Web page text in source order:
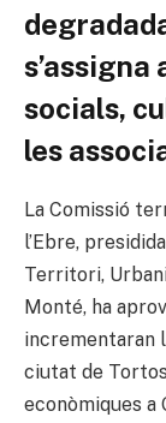
socials,
les
La Comissió
l’Ebre,
Territori,
Monté, ha
incrementaran
ciutat de
econòmiques a